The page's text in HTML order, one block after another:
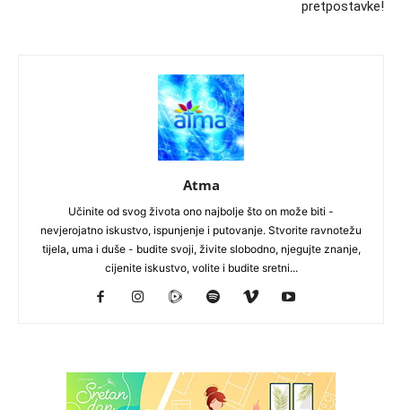
pretpostavke!
Atma
Učinite od svog života ono najbolje što on može biti -
nevjerojatno iskustvo, ispunjenje i putovanje. Stvorite ravnotežu
tijela, uma i duše - budite svoji, živite slobodno, njegujte znanje,
cijenite iskustvo, volite i budite sretni...